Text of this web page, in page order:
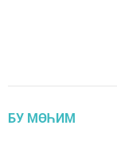
БУ МӨҺИМ